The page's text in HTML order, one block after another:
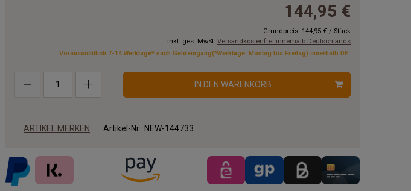
144,95 €
Grundpreis: 144,95 € / Stück
inkl. ges. MwSt. Versandkostenfrei innerhalb Deutschlands
Voraussichtlich 7-14 Werktage* nach Geldeingang(*Werktage: Montag bis Freitag) innerhalb DE
IN DEN WARENKORB
ARTIKEL MERKEN Artikel-Nr.: NEW-144733